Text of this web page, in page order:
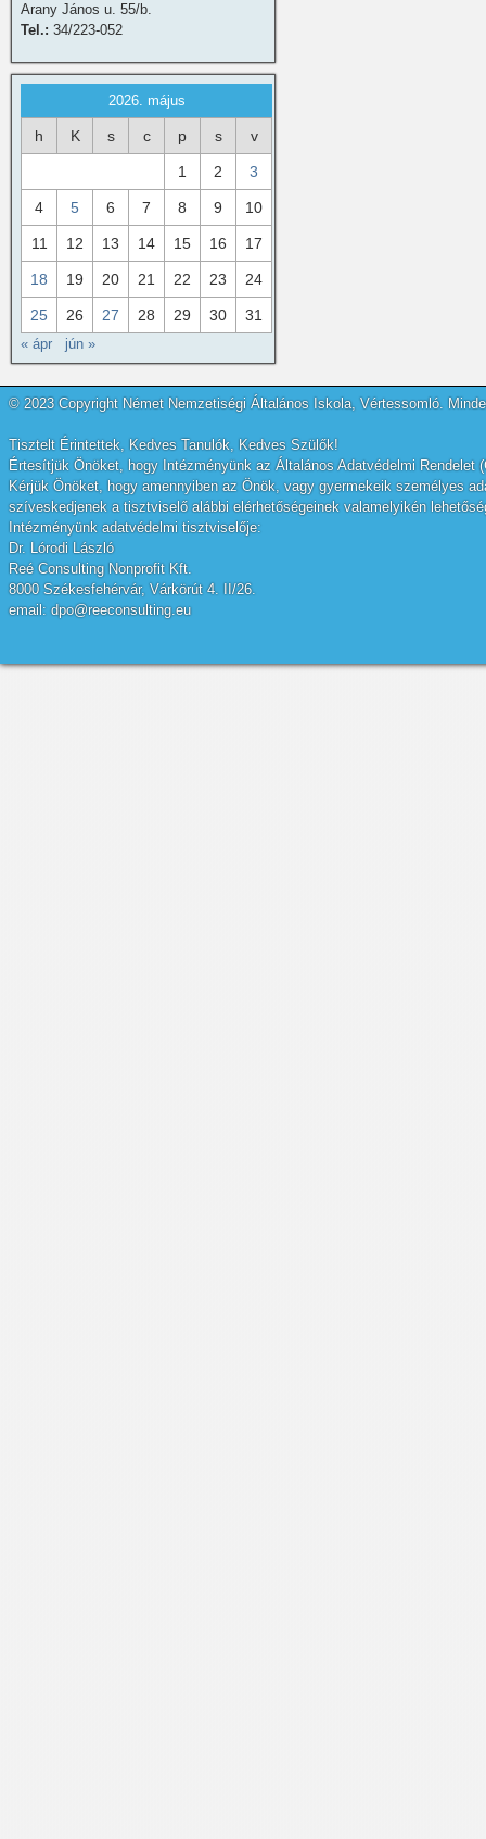
Arany János u. 55/b.
Tel.: 34/223-052
2026. május
h K s c p s v
1 2 3
4 5 6 7 8 9 10
11 12 13 14 15 16 17
18 19 20 21 22 23 24
25 26 27 28 29 30 31
« ápr jún »
© 2023 Copyright Német Nemzetiségi Általános Iskola, Vértessomló.
Tisztelt Érintettek, Kedves Tanulók, Kedves Szülők!
Értesítjük Önöket, hogy Intézményünk az Általános Adatvédelmi
Kérjük Önöket, hogy amennyiben az Önök, vagy gyermekeik személyes
szíveskedjenek a tisztviselő alábbi elérhetőségeinek valamelyikén
Intézményünk adatvédelmi tisztviselője:
Dr. Lórodi László
Reé Consulting Nonprofit Kft.
8000 Székesfehérvár, Várkörút 4. II/26.
email: dpo@reeconsulting.eu